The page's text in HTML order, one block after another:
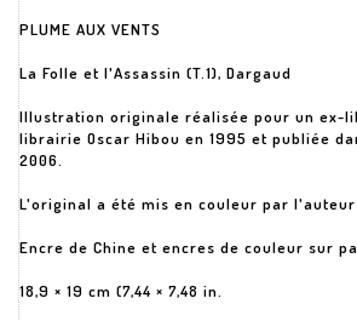
PLUME AUX VENTS
La Folle et l'Assassin (T.1), Dargaud
Illustration originale réalisée pour un ex-
librairie Oscar Hibou en 1995 et publiée
2006.
L'original a été mis en couleur par l'auteur
Encre de Chine et encres de couleur sur
18,9 × 19 cm (7,44 × 7,48 in.